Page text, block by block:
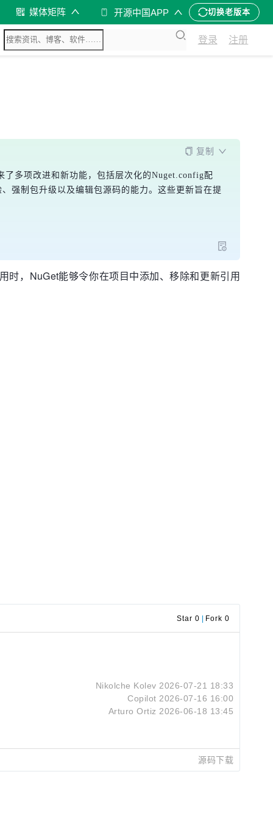
媒体矩阵 开源中国APP 切换老版本
登录 注册
复制
多项改进和新功能，包括层次化的Nuget.config配
强制包升级以及编辑包源码的能力。这些更新旨在提
，NuGet能够令你在项目中添加、移除和更新引用
Star 0 Fork 0
Nikolche Kolev 2026-07-21 18:33
Copilot 2026-07-16 16:00
Arturo Ortiz 2026-06-18 13:45
源码下载